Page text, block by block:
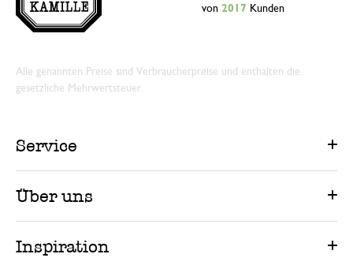
von 2017 Kunden
Alle genannten Preise sind Verbraucherpreise und enthalten die
gesetzliche Mehrwertsteuer.
Service
Über uns
Inspiration